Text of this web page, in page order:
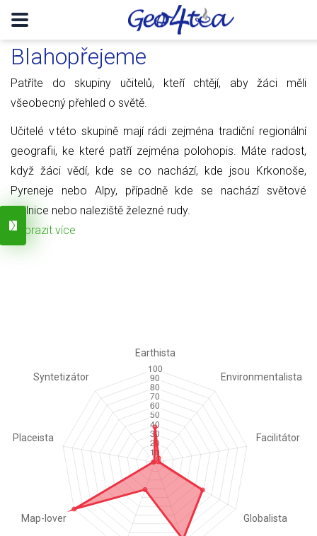
Blahopřejeme
Patříte do skupiny učitelů, kteří chtějí, aby žáci měli
všeobecný přehled o světě.
Učitelé v této skupině mají rádi zejména tradiční regionální
geografii, ke které patří zejména polohopis. Máte radost,
když žáci vědí, kde se co nachází, kde jsou Krkonoše,
Pyreneje nebo Alpy, případně kde se nachází světové
obilnice nebo naleziště železné rudy.
Zobrazit více